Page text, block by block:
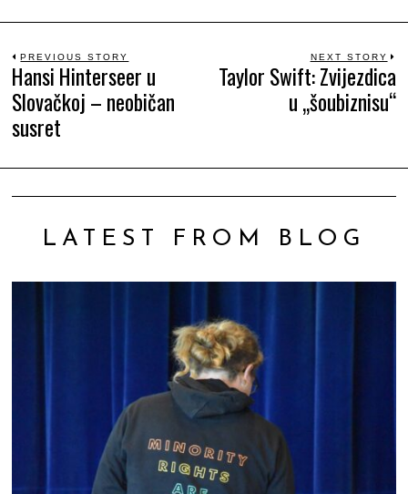
Beitrags-
Navigation
PREVIOUS STORY
Previous
post:
Hansi Hinterseer u
Slovačkoj – neobičan
susret
NEXT STORY
Taylor Swift: Zvijezdica
u „šoubiznisu“
LATEST FROM BLOG